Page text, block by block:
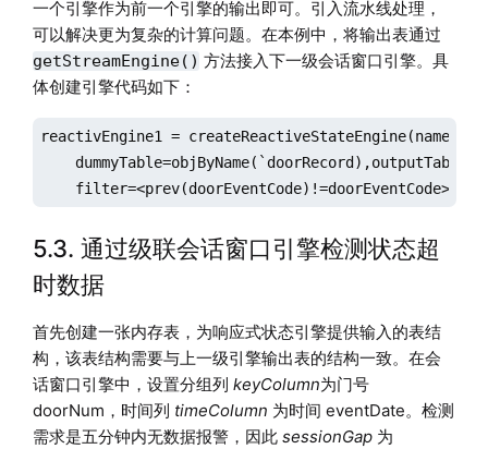
一个引擎作为前一个引擎的输出即可。引入流水线处理，
可以解决更为复杂的计算问题。在本例中，将输出表通过
getStreamEngine() 方法接入下一级会话窗口引擎。具
体创建引擎代码如下：
reactivEngine1 =
    filter=<prev(doorEventCode)!=doorEventCode>)
5.3. 通过级联会话窗口引擎检测状态超
时数据
首先创建一张内存表，为响应式状态引擎提供输入的表结
构，该表结构需要与上一级引擎输出表的结构一致。在会
话窗口引擎中，设置分组列 keyColumn为门号
doorNum，时间列 timeColumn 为时间 eventDate。检测
需求是五分钟内无数据报警，因此 sessionGap为